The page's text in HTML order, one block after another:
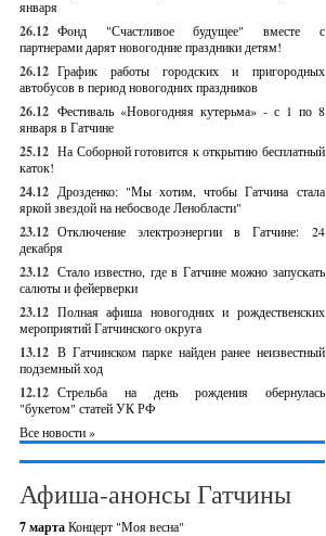
января
26.12 Фонд "Счастливое будущее" вместе с
партнерами дарят новогодние праздники детям!
26.12 График работы городских и пригородных
автобусов в период новогодних праздников
26.12 Фестиваль «Новогодняя кутерьма» - с 1 по 8
января в Гатчине
25.12 На Соборной готовится к открытию бесплатный
каток!
24.12 Дрозденко: "Мы хотим, чтобы Гатчина стала
яркой звездой на небосводе Ленобласти"
23.12 Отключение электроэнергии в Гатчине: 24
декабря
23.12 Стало известно, где в Гатчине можно запускать
салюты и фейерверки
23.12 Полная афиша новогодних и рождественских
мероприятий Гатчинского округа
13.12 В Гатчинском парке найден ранее неизвестный
подземный ход
12.12 Стрельба на день рождения обернулась
"букетом" статей УК РФ
Все новости »
Афиша-анонсы Гатчины
7 мартаКонцерт "Моя весна"